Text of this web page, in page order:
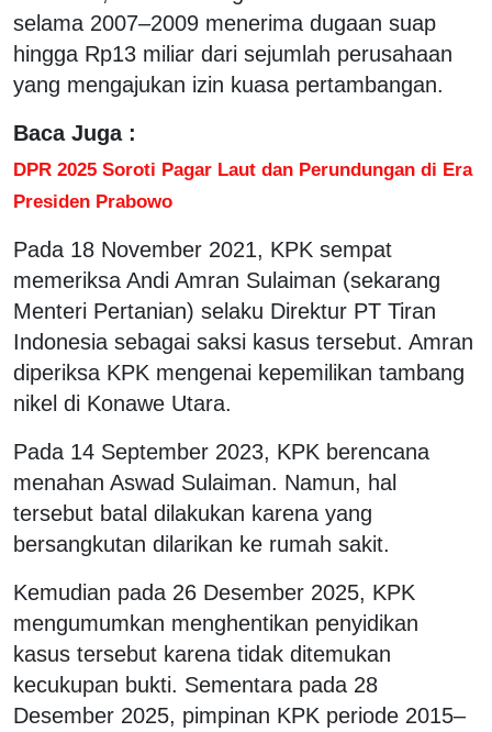
selama 2007–2009 menerima dugaan suap
hingga Rp13 miliar dari sejumlah perusahaan
yang mengajukan izin kuasa pertambangan.
Baca Juga :
DPR 2025 Soroti Pagar Laut dan Perundungan di Era
Presiden Prabowo
Pada 18 November 2021, KPK sempat
memeriksa Andi Amran Sulaiman (sekarang
Menteri Pertanian) selaku Direktur PT Tiran
Indonesia sebagai saksi kasus tersebut. Amran
diperiksa KPK mengenai kepemilikan tambang
nikel di Konawe Utara.
Pada 14 September 2023, KPK berencana
menahan Aswad Sulaiman. Namun, hal
tersebut batal dilakukan karena yang
bersangkutan dilarikan ke rumah sakit.
Kemudian pada 26 Desember 2025, KPK
mengumumkan menghentikan penyidikan
kasus tersebut karena tidak ditemukan
kecukupan bukti. Sementara pada 28
Desember 2025, pimpinan KPK periode 2015–